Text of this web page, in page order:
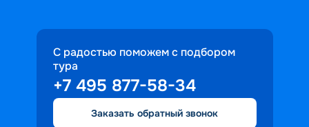
С радостью поможем с подбором
тура
+7 495 877-58-34
Заказать обратный звонок